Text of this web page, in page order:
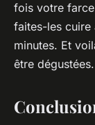
fois votre
faites-les cuire
minutes. Et
être dégustées.